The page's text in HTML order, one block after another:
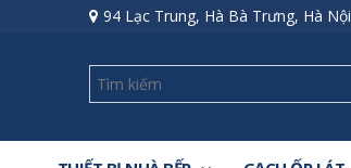
94 Lạc Trung, Hà Bà Trưng, Hà Nội